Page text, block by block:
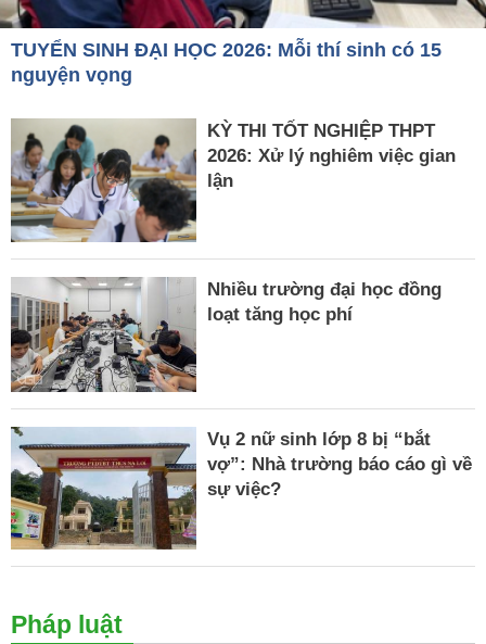
TUYỂN SINH ĐẠI HỌC 2026: Mỗi thí sinh có 15
nguyện vọng
KỲ THI TỐT NGHIỆP THPT
2026: Xử lý nghiêm việc gian
lận
Nhiều trường đại học đồng
loạt tăng học phí
Vụ 2 nữ sinh lớp 8 bị “bắt
vợ”: Nhà trường báo cáo gì về
sự việc?
Pháp luật